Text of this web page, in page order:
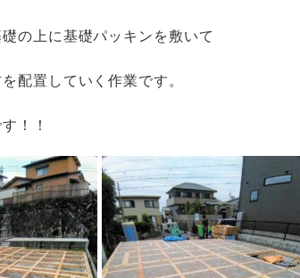
の上に基礎パッキンを敷いて
配置していく作業です。
！！